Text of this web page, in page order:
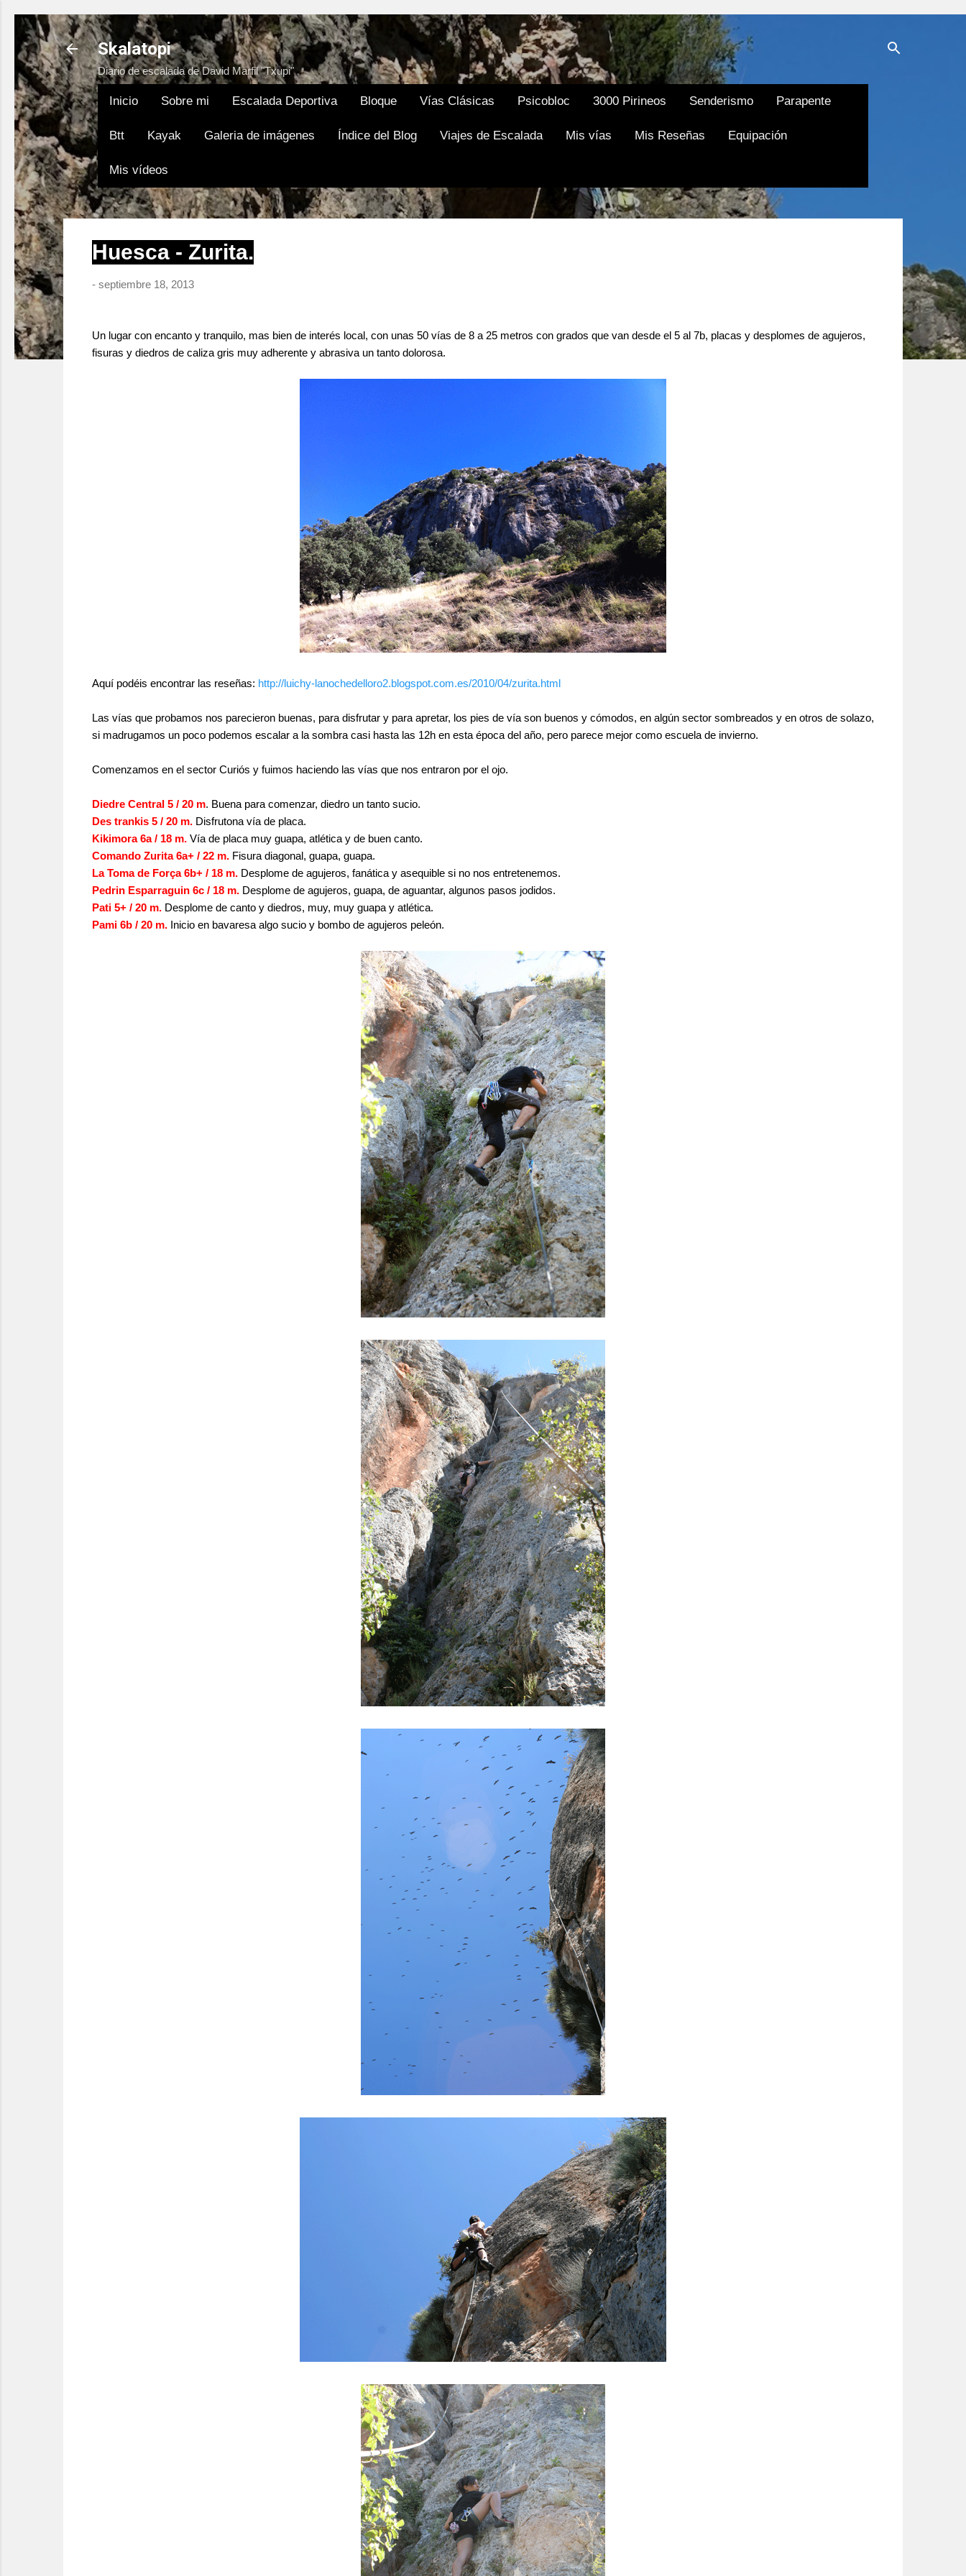
Ir al contenido principal
Skalatopi
Diario de escalada de David Marfil "Txupi"
Inicio Sobre mi Escalada Deportiva Bloque Vías Clásicas Psicobloc 3000 Pirineos Senderismo Parapente
Btt Kayak Galeria de imágenes Índice del Blog Viajes de Escalada Mis vías Mis Reseñas Equipación
Mis vídeos
Huesca - Zurita.
- septiembre 18, 2013
Un lugar con encanto y tranquilo, mas bien de interés local, con unas 50 vías de 8 a 25 metros con grados que van desde el 5 al 7b, placas y desplomes de agujeros,
fisuras y diedros de caliza gris muy adherente y abrasiva un tanto dolorosa.
Aquí podéis encontrar las reseñas: http://luichy-lanochedelloro2.blogspot.com.es/2010/04/zurita.html
Las vías que probamos nos parecieron buenas, para disfrutar y para apretar, los pies de vía son buenos y cómodos, en algún sector sombreados y en otros de solazo,
si madrugamos un poco podemos escalar a la sombra casi hasta las 12h en esta época del año, pero parece mejor como escuela de invierno.
Comenzamos en el sector Curiós y fuimos haciendo las vías que nos entraron por el ojo.
Diedre Central 5 / 20 m. Buena para comenzar, diedro un tanto sucio.
Des trankis 5 / 20 m. Disfrutona vía de placa.
Kikimora 6a / 18 m. Vía de placa muy guapa, atlética y de buen canto.
Comando Zurita 6a+ / 22 m. Fisura diagonal, guapa, guapa.
La Toma de Força 6b+ / 18 m. Desplome de agujeros, fanática y asequible si no nos entretenemos.
Pedrin Esparraguin 6c / 18 m. Desplome de agujeros, guapa, de aguantar, algunos pasos jodidos.
Pati 5+ / 20 m. Desplome de canto y diedros, muy, muy guapa y atlética.
Pami 6b / 20 m. Inicio en bavaresa algo sucio y bombo de agujeros peleón.